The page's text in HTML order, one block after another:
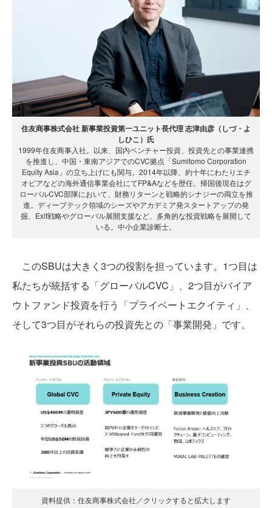
住友商事株式会社 新事業投資第一ユニット長代理 志津由彦（しづ・よ
しひこ）氏
1999年住友商事入社。以来、国内ベンチャー投資、投資先との事業連携
を推進し、中国・東南アジアでのCVC拠点「Sumitomo Corporation
Equity Asia」の立ち上げにも関与。2014年以降、約十年にわたりエチ
オピアなどの海外通信事業会社にてFP&Aなどを歴任。帰国後現在はグ
ローバルCVC部隊において、財務リターンと戦略的シナジーの両立を推
進。ディープテック領域のシーズやアカデミア発スタートアップの発
掘、Exit戦略やグローバル展開支援など、多角的な投資戦略を展開して
いる。中小企業診断士。
このSBUは大きく3つの役割を担っています。1つ目は
私たちが統括する「グローバルCVC」、2つ目がバイア
ウトファンド投資を行う「プライベートエクイティ」、
そして3つ目がそれらの投資先との「事業開発」です。
資料提供：住友商事株式会社／クリックすると拡大します